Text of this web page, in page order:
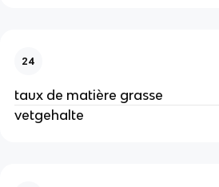
24
taux de matière grasse
vetgehalte